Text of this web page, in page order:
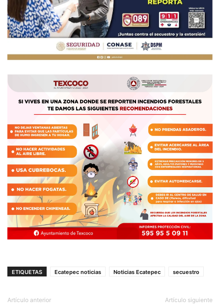
ETIQUETAS Ecatepec noticias Noticias Ecatepec secuestro
Artículo anterior Artículo siguiente